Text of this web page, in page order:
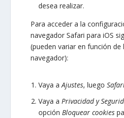
desea realizar.
Para acceder a la
navegadorSafari para iOS
(pueden variar en función de
navegador):
Vaya aAjustes, luego
Vaya aPrivacidad y
opciónBloquear cookies